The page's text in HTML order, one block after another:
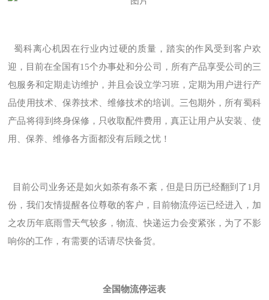
蜀科离心机因在行业内过硬的质量，踏实的作风受到客户欢
迎，目前在全国有15个办事处和分公司，所有产品享受公司的三
包服务和定期走访维护，并且会设立学习班，定期为用户进行产
品使用技术、保养技术、维修技术的培训。三包期外，所有蜀科
产品将得到终身保修，只收取配件费用，真正让用户从安装、使
用、保养、维修各方面都没有后顾之忧！
目前公司业务还是如火如荼有条不紊，但是日历已经翻到了1月
份，我们友情提醒各位尊敬的客户，目前物流停运已经进入，加
之农历年底雨雪天气较多，物流、快递运力会变紧张，为了不影
响你的工作，有需要的话请尽快备货。
全国物流停运表